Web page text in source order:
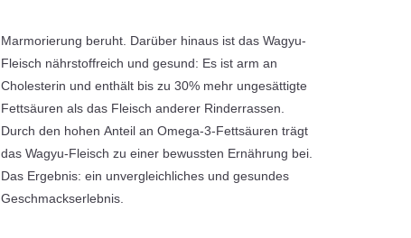
Geschmackserlebnis.